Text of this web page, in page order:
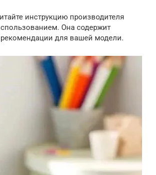
инструкцию производителя
Она содержит
для вашей модели.